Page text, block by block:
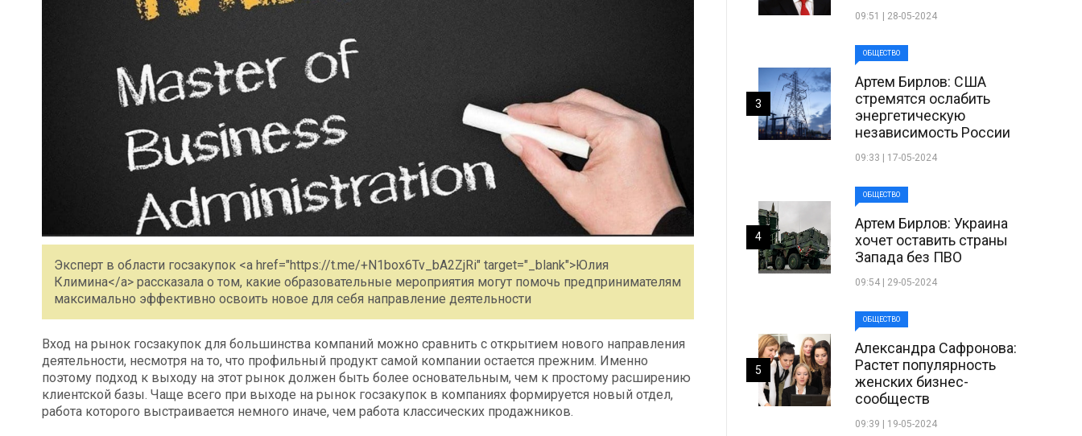
Эксперт в области госзакупок <a href="https://t.me/+N1box6Tv_bA2ZjRi" target="_blank">Юлия
Климина</a> рассказала о том, какие образовательные мероприятия могут помочь предпринимателям
максимально эффективно освоить новое для себя направление деятельности
Вход на рынок госзакупок для большинства компаний можно сравнить с открытием нового направления
деятельности, несмотря на то, что профильный продукт самой компании остается прежним. Именно
поэтому подход к выходу на этот рынок должен быть более основательным, чем к простому расширению
клиентской базы. Чаще всего при выходе на рынок госзакупок в компаниях формируется новый отдел,
работа которого выстраивается немного иначе, чем работа классических продажников.
09:51 | 28-05-2024
ОБЩЕСТВО
Артем Бирлов: США
стремятся ослабить
энергетическую
независимость России
09:33 | 17-05-2024
3
ОБЩЕСТВО
Артем Бирлов: Украина
хочет оставить страны
Запада без ПВО
09:54 | 29-05-2024
4
ОБЩЕСТВО
Александра Сафронова:
Растет популярность
женских бизнес-
сообществ
09:39 | 19-05-2024
5